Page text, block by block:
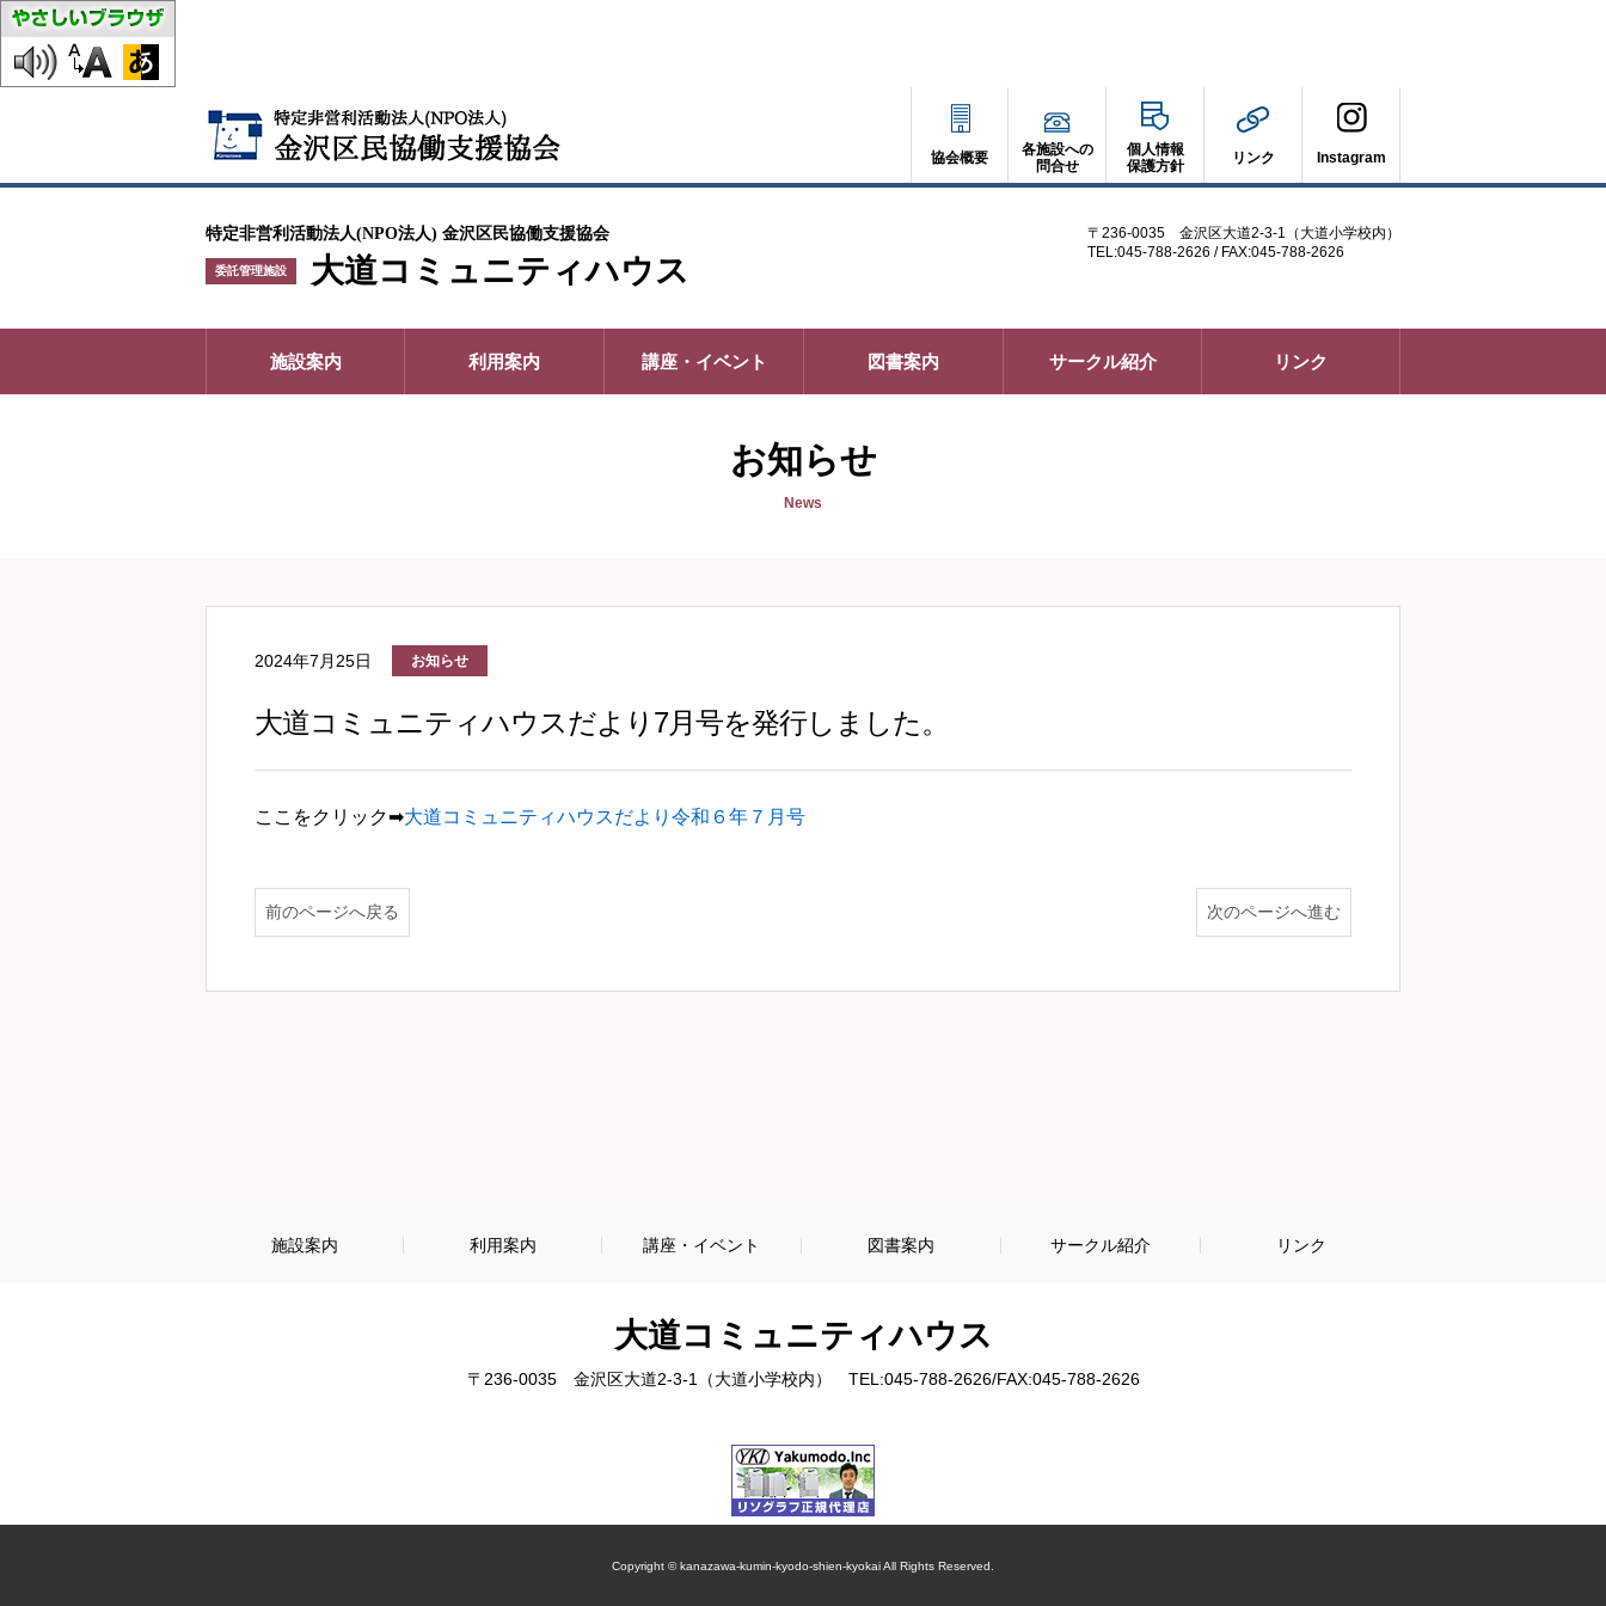
協会概要
各施設への
問合せ
個人情報
保護方針
リンク Instagram
特定非営利活動法人(NPO法人) 金沢区民協働支援協会
委託管理施設 大道コミュニティハウス
〒236-0035 金沢区大道2-3-1（大道小学校内）
TEL:045-788-2626 / FAX:045-788-2626
施設案内 利用案内 講座・イベント 図書案内 サークル紹介 リンク
お知らせ
News
2024年7月25日 お知らせ
大道コミュニティハウスだより7月号を発行しました。
ここをクリック➡大道コミュニティハウスだより令和６年７月号
前のページへ戻る 次のページへ進む
施設案内 利用案内 講座・イベント 図書案内 サークル紹介 リンク
大道コミュニティハウス
〒236-0035 金沢区大道2-3-1（大道小学校内） TEL:045-788-2626/FAX:045-788-2626
Copyright © kanazawa-kumin-kyodo-shien-kyokai All Rights Reserved.